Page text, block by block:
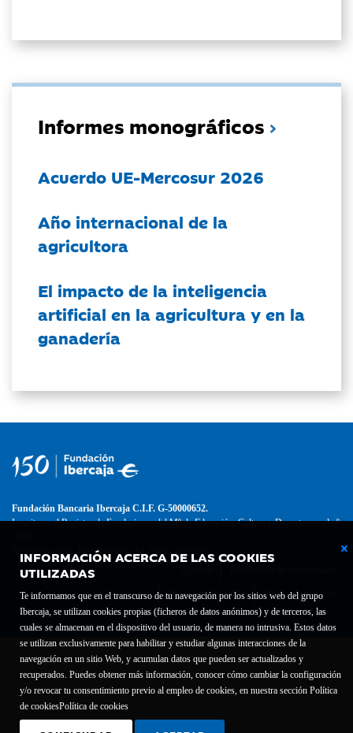
INFORMACIÓN ACERCA DE LAS COOKIES
UTILIZADAS
Te informamos que en el transcurso de tu navegación por los sitios web del grupo
Ibercaja, se utilizan cookies propias (ficheros de datos anónimos) y de terceros, las
cuales se almacenan en el dispositivo del usuario, de manera no intrusiva. Estos datos
se utilizan exclusivamente para habilitar y estudiar algunas interacciones de la
navegación en un sitio Web, y acumulan datos que pueden ser actualizados y
recuperados. Puedes obtener más información, conocer cómo cambiar la configuración
y/o revocar tu consentimiento previo al empleo de cookies, en nuestra sección Política
de cookiesPolítica de cookies
Informes monográficos
Acuerdo UE-Mercosur 2026
Año internacional de la
agricultora
El impacto de la inteligencia
artificial en la agricultura y en la
ganadería
Fundación Bancaria Ibercaja C.I.F. G-50000652.
Inscrita en el Registro de Fundaciones del Mº de Educación, Cultura y Deporte con el nº
Domicilio social: Joaquín Costa, 13. 50001 Zaragoza.
Aviso legal Política de privacidad Política de Cookies